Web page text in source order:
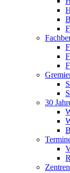
30
Zentren